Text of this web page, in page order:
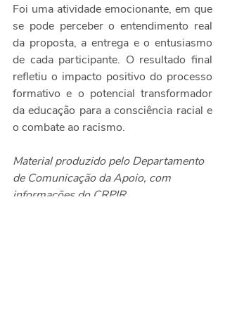
Foi uma atividade emocionante, em que
se pode perceber o entendimento real
da proposta, a entrega e o entusiasmo
de cada participante. O resultado final
refletiu o impacto positivo do processo
formativo e o potencial transformador
da educação para a consciência racial e
o combate ao racismo.
Material produzido pelo Departamento
de Comunicação da Apoio, com
informações do CRPIR